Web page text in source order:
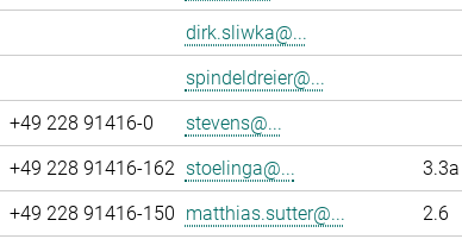
dirk.sliwka@...
spindeldreier@...
+49 228 91416-0
stevens@...
+49 228 91416-162 stoelinga@...
3.3a
+49 228 91416-150 matthias.sutter@...
2.6